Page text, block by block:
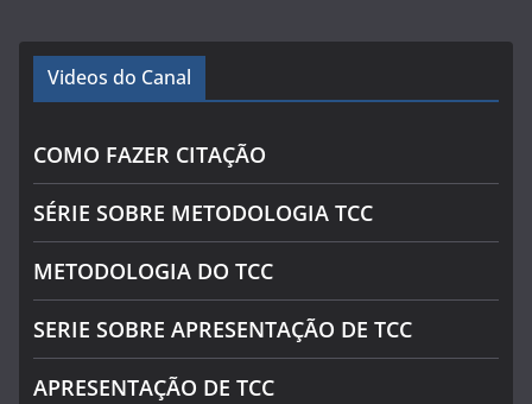
Videos do Canal
COMO FAZER CITAÇÃO
SÉRIE SOBRE METODOLOGIA TCC
METODOLOGIA DO TCC
SERIE SOBRE APRESENTAÇÃO DE TCC
APRESENTAÇÃO DE TCC